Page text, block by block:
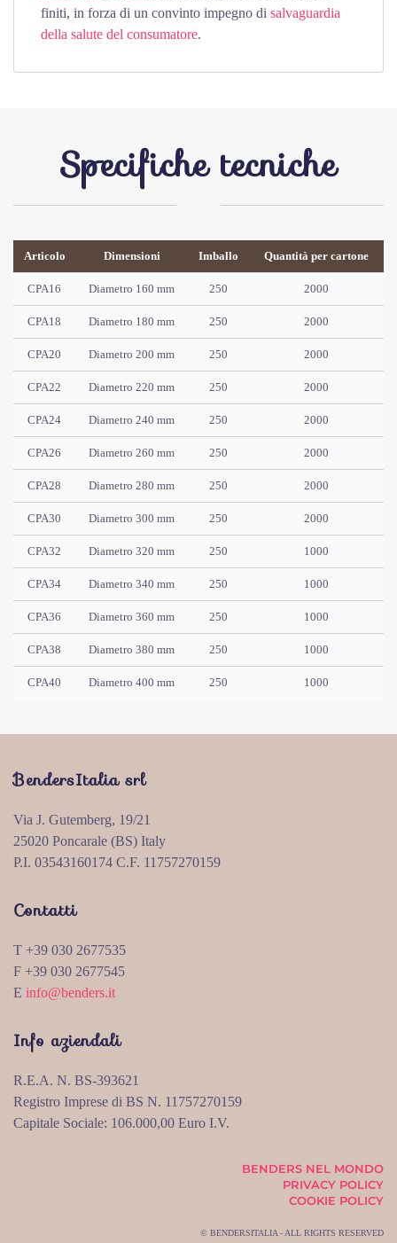
finiti, in forza di un convinto impegno di salvaguardia
della salute del consumatore.
Specifiche tecniche
Articolo Dimensioni Imballo Quantità per cartone
CPA16 Diametro 160 mm 250 2000
CPA18 Diametro 180 mm 250 2000
CPA20 Diametro 200 mm 250 2000
CPA22 Diametro 220 mm 250 2000
CPA24 Diametro 240 mm 250 2000
CPA26 Diametro 260 mm 250 2000
CPA28 Diametro 280 mm 250 2000
CPA30 Diametro 300 mm 250 2000
CPA32 Diametro 320 mm 250 1000
CPA34 Diametro 340 mm 250 1000
CPA36 Diametro 360 mm 250 1000
CPA38 Diametro 380 mm 250 1000
CPA40 Diametro 400 mm 250 1000
BendersItalia srl
Via J. Gutemberg, 19/21
25020 Poncarale (BS) Italy
P.I. 03543160174 C.F. 11757270159
Contatti
T +39 030 2677535
F +39 030 2677545
E info@benders.it
Info aziendali
R.E.A. N. BS-393621
Registro Imprese di BS N. 11757270159
Capitale Sociale: 106.000,00 Euro I.V.
BENDERS NEL MONDO
PRIVACY POLICY
COOKIE POLICY
© BENDERSITALIA - ALL RIGHTS RESERVED